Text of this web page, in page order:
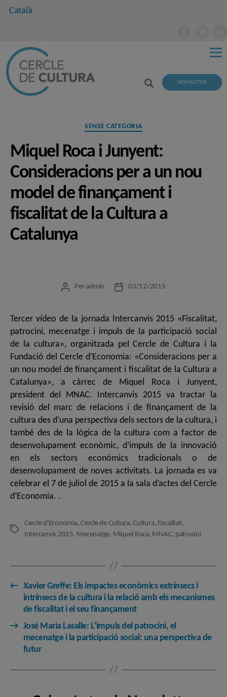
Català
NEWSLETTER
Categories
SENSE CATEGORIA
Miquel Roca i Junyent:
Consideracions per a un nou
model de finançament i
fiscalitat de la Cultura a
Catalunya
Autor
Per admin
Data03/12/2015
Tercer vídeo de la jornada Intercanvis 2015 «Fiscalitat,
patrocini, mecenatge i impuls de la participació social
de la cultura», organitzada pel Cercle de Cultura i la
Fundació del Cercle d’Economia: «Consideracions per a
un nou model de finançament i fiscalitat de la Cultura a
Catalunya», a càrrec de Miquel Roca i Junyent,
president del MNAC. Intercanvis 2015 va tractar la
revisió del marc de relacions i de finançament de la
cultura des d’una perspectiva dels sectors de la cultura, i
també des de la lògica de la cultura com a factor de
desenvolupament econòmic, d’impuls de la innovació
en els sectors econòmics tradicionals o de
desenvolupament de noves activitats. La jornada es va
celebrar el 7 de juliol de 2015 a la sala d’actes del Cercle
d’Economia. .
Etiquetes
Cercle d'Economia,Cercle de Cultura,Cultura,fiscalitat,
Intercanvis 2015, Mecenatge, Miquel Roca, MNAC, patrocini
← Xavier Greffe: Els impactes econòmics extrínsecs i
intrínsecs de la cultura i la relació amb els mecanismes
de fiscalitat i el seu finançament
→ José Maria Lasalle: L’impuls del patrocini, el
mecenatge i la participació social: una perspectiva de
futur